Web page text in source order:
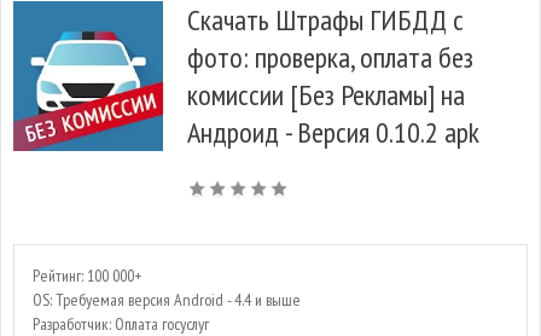
Скачать Штрафы ГИБДД с
фото: проверка, оплата без
комиссии [Без Рекламы] на
Андроид - Версия 0.10.2 apk
Рейтинг: 100 000+
OS: Требуемая версия Android - 4.4 и выше
Разработчик: Оплата госуслуг